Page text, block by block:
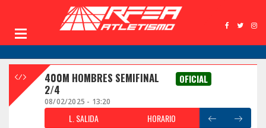
400M HOMBRES SEMIFINAL
2/4
OFICIAL
08/02/2025 - 13:20
L. SALIDA HORARIO